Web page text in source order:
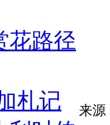
花路径
札记
来源